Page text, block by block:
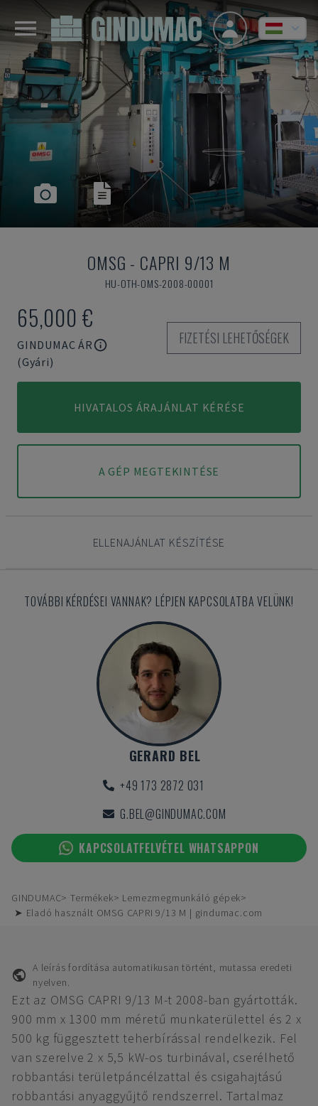
OMSG - CAPRI 9/13 M
HU-OTH-OMS-2008-00001
65,000 €
GINDUMAC ÁR
(Gyári)
FIZETÉSI LEHETŐSÉGEK
HIVATALOS ÁRAJÁNLAT KÉRÉSE
A GÉP MEGTEKINTÉSE
ELLENAJÁNLAT KÉSZÍTÉSE
TOVÁBBI KÉRDÉSEI VANNAK? LÉPJEN KAPCSOLATBA VELÜNK!
GERARD BEL
+49 173 2872 031
G.BEL@GINDUMAC.COM
KAPCSOLATFELVÉTEL WHATSAPPON
GINDUMAC Termékek
Lemezmegmunkáló gépek
➤ Eladó használt OMSG CAPRI 9/13 M | gindumac.com
A leírás fordítása automatikusan történt, mutassa eredeti
nyelven.
Ezt az OMSG CAPRI 9/13 M-t 2008-ban gyártották.
900 mm x 1300 mm méretű munkaterülettel és 2 x
500 kg függesztett teherbírással rendelkezik. Fel
van szerelve 2 x 5,5 kW-os turbinával, cserélhető
robbantási területpáncélzattal és csigahajtású
robbantási anyaggyűjtő rendszerrel. Tartalmaz